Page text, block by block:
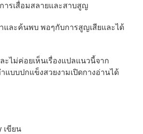
รเสื่อมสลายและสาบสูญ
และค้นพบ พอๆกับการสูญเสียและได้
ะไม่ค่อยเห็นเรื่องแปลแนวนี้จาก
แบบปกแข็งสวยงามเปิดกางอ่านได้
เขียน